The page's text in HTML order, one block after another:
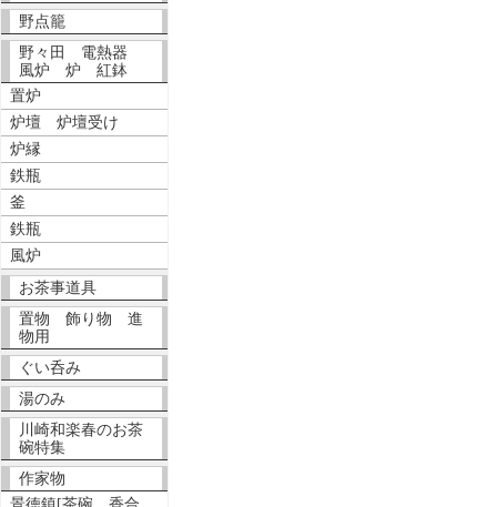
野点籠
野々田 電熱器
風炉 炉 紅鉢
置炉
炉壇 炉壇受け
炉縁
鉄瓶
釜
鉄瓶
風炉
お茶事道具
置物 飾り物 進
物用
ぐい呑み
湯のみ
川崎和楽春のお茶
碗特集
作家物